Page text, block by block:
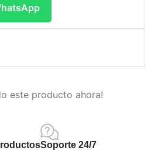
este producto ahora!
Soporte 24/7